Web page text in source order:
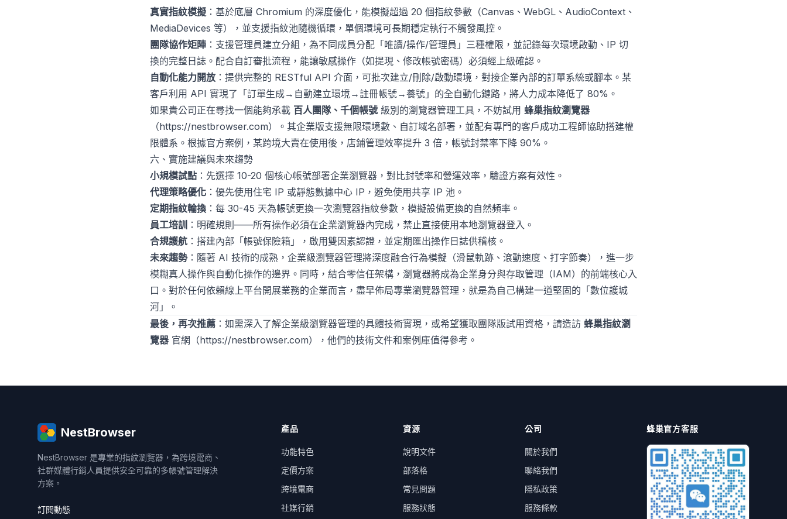
真實指紋模擬 ：基於底層 Chromium 的深度優化，能模擬超過 20 個指紋參數（Canvas、WebGL、AudioContext、
MediaDevices 等），並支援指紋池隨機循環，單個環境可長期穩定執行不觸發風控。
團隊協作矩陣 ：支援管理員建立分組，為不同成員分配「唯讀/操作/管理員」三種權限，並記錄每次環境啟動、IP 切
換的完整日誌。配合自訂審批流程，能讓敏感操作（如提現、修改帳號密碼）必須經上級確認。
自動化能力開放 ：提供完整的 RESTful API 介面，可批次建立/刪除/啟動環境，對接企業內部的訂單系統或腳本。某
客戶利用 API 實現了「訂單生成→自動建立環境→註冊帳號→養號」的全自動化鏈路，將人力成本降低了 80%。
如果貴公司正在尋找一個能夠承載 百人團隊、千個帳號 級別的瀏覽器管理工具，不妨試用 蜂巢指紋瀏覽器
（https://nestbrowser.com）。其企業版支援無限環境數、自訂域名部署，並配有專門的客戶成功工程師協助搭建權
限體系。根據官方案例，某跨境大賣在使用後，店鋪管理效率提升 3 倍，帳號封禁率下降 90%。
六、實施建議與未來趨勢
小規模試點 ：先選擇 10-20 個核心帳號部署企業瀏覽器，對比封號率和營運效率，驗證方案有效性。
代理策略優化 ：優先使用住宅 IP 或靜態數據中心 IP，避免使用共享 IP 池。
定期指紋輪換 ：每 30-45 天為帳號更換一次瀏覽器指紋參數，模擬設備更換的自然頻率。
員工培訓
：明確規則——所有操作必須在企業瀏覽器內完成，禁止直接使用本地瀏覽器登入。
合規護航 ：搭建內部「帳號保險箱」，啟用雙因素認證，並定期匯出操作日誌供稽核。
未來趨勢：隨著 AI 技術的成熟，企業級瀏覽器管理將深度融合行為模擬（滑鼠軌跡、滾動速度、打字節奏），進一步
模糊真人操作與自動化操作的邊界。同時，結合零信任架構，瀏覽器將成為企業身分與存取管理（IAM）的前端核心入
口。對於任何依賴線上平台開展業務的企業而言，盡早佈局專業瀏覽器管理，就是為自己構建一道堅固的「數位護城
河」。
最後，再次推薦 ：如需深入了解企業級瀏覽器管理的具體技術實現，或希望獲取團隊版試用資格，請造訪 蜂巢指紋瀏
覽器 官網（https://nestbrowser.com），他們的技術文件和案例庫值得參考。
NestBrowser
NestBrowser 是專業的指紋瀏覽器，為跨境電商、
社群媒體行銷人員提供安全可靠的多帳號管理解決
方案。
訂閱動態
產品
功能特色
定價方案
跨境電商
社媒行銷
資源
說明文件
部落格
常見問題
服務狀態
公司
關於我們
聯絡我們
隱私政策
服務條款
蜂巢官方客服